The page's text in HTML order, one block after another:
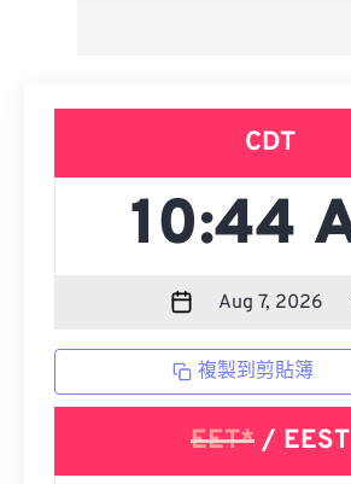
CDT
複製到剪貼簿
EET* / EEST